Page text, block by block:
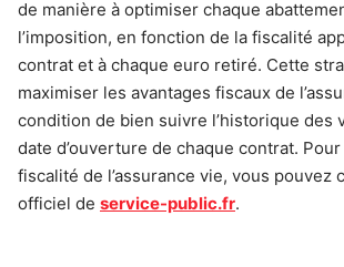
de manière à optimiser chaque
l’imposition, en fonction de la fiscalité
contrat et à chaque euro retiré. Cette
maximiser les avantages fiscaux de
condition de bien suivre l’historique des
date d’ouverture de chaque contrat.
fiscalité de l’assurance vie, vous pouvez
officiel de service-public.fr.